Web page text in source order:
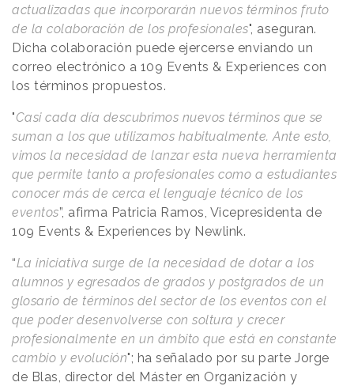
actualizadas que incorporarán nuevos términos fruto
de la colaboración de los profesionales", aseguran.
Dicha colaboración puede ejercerse enviando un
correo electrónico a 109 Events & Experiences con
los términos propuestos.
"Casi cada día descubrimos nuevos términos que se
suman a los que utilizamos habitualmente. Ante esto,
vimos la necesidad de lanzar esta nueva herramienta
que permite tanto a profesionales como a estudiantes
conocer más de cerca el lenguaje técnico de los
eventos”, afirma Patricia Ramos, Vicepresidenta de
109 Events & Experiences by Newlink.
“La iniciativa surge de la necesidad de dotar a los
alumnos y egresados de grados y postgrados de un
glosario de términos del sector de los eventos con el
que poder desenvolverse con soltura y crecer
profesionalmente en un ámbito que está en constante
cambio y evolución"; ha señalado por su parte Jorge
de Blas, director del Máster en Organización y